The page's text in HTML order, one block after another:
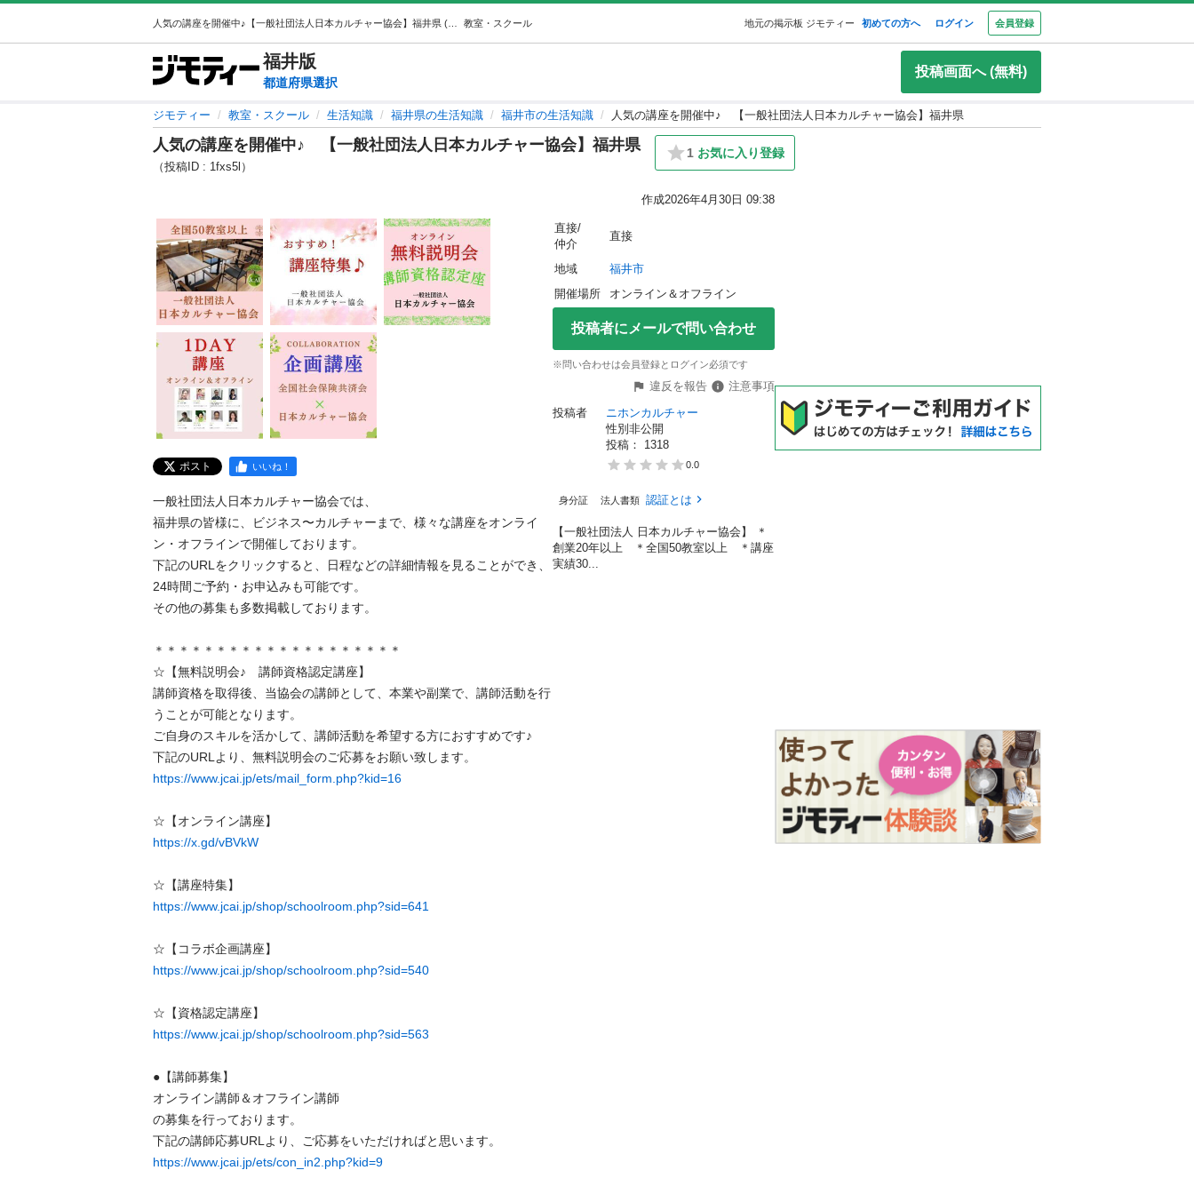
教室・スクール 地元の掲示板 ジモティー 初めての方へ ログイン 会員登録
福井版
都道府県選択
投稿画面へ (無料)
ジモティー 教室・スクール 生活知識 福井県の生活知識 福井市の生活知識 人気の講座を開催中♪ 【一般社団法人日本カルチャー協会】福井県
人気の講座を開催中♪ 【一般社団法人日本カルチャー協会】福井県
（投稿ID : 1fxs5l）
1 お気に入り登録
作成2026年4月30日 09:38
ポスト いいね！
一般社団法人日本カルチャー協会では、
福井県の皆様に、ビジネス〜カルチャーまで、様々な講座をオンライ
ン・オフラインで開催しております。
下記のURLをクリックすると、日程などの詳細情報を見ることができ、
24時間ご予約・お申込みも可能です。
その他の募集も多数掲載しております。
＊＊＊＊＊＊＊＊＊＊＊＊＊＊＊＊＊＊＊＊
☆【無料説明会♪　講師資格認定講座】
講師資格を取得後、当協会の講師として、本業や副業で、講師活動を行
うことが可能となります。
ご自身のスキルを活かして、講師活動を希望する方におすすめです♪
https://www.jcai.jp/ets/mail_form.php?kid=16
https://x.gd/vBVkW
https://www.jcai.jp/shop/schoolroom.php?sid=641
https://www.jcai.jp/shop/schoolroom.php?sid=540
https://www.jcai.jp/shop/schoolroom.php?sid=563
●【講師募集】
オンライン講師＆オフライン講師
の募集を行っております。
https://www.jcai.jp/ets/con_in2.php?kid=9
直接/
仲介
直接
地域
福井市
開催場所
オンライン＆オフライン
投稿者にメールで問い合わせ
※問い合わせは会員登録とログイン必須です
違反を報告
注意事項
投稿者
ニホンカルチャー
性別非公開
投稿： 1318
0.0
身分証 法人書類 認証とは
【一般社団法人 日本カルチャー協会】 ＊
創業20年以上 ＊全国50教室以上 ＊講座
実績30...